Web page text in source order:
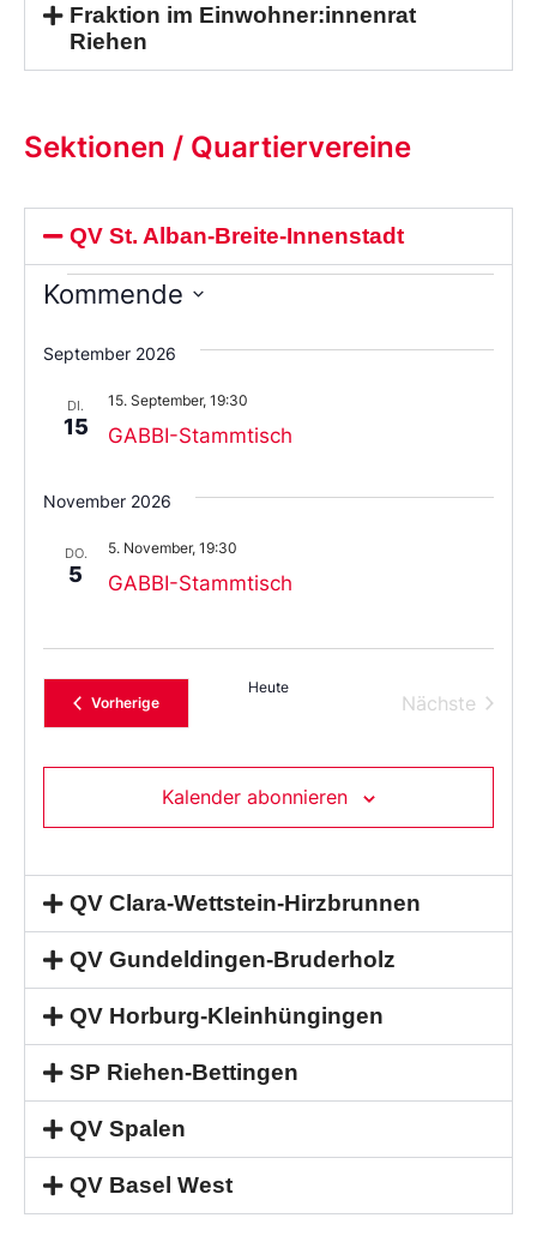
Fraktion im Einwohner:innenrat
Riehen
Sektionen / Quartiervereine
QV St. Alban-Breite-Innenstadt
Kommende
Sie
das
aus.
September 2026
DI.
15 GABBI-Stammtisch
15. September, 19:30
November 2026
DO.
5 GABBI-Stammtisch
5. November, 19:30
VorherigeVeranstaltungen
Heute
Nächste
Kalender abonnieren
QV Clara-Wettstein-Hirzbrunnen
QV Gundeldingen-Bruderholz
QV Horburg-Kleinhüngingen
SP Riehen-Bettingen
QV Spalen
QV Basel West